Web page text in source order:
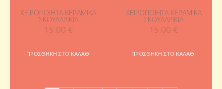
ΧΕΙΡΟΠΟΊΗΤΑ ΚΕΡΑΜΙΚΆ
ΣΚΟΥΛΑΡΊΚΙΑ
15.00 €
ΠΡΟΣΘΉΚΗ ΣΤΟ ΚΑΛΆΘΙ
ΧΕΙΡΟΠΟΊΗΤΑ ΚΕΡΑΜΙΚΆ
ΣΚΟΥΛΑΡΊΚΙΑ
15.00 €
ΠΡΟΣΘΉΚΗ ΣΤΟ ΚΑΛΆΘΙ